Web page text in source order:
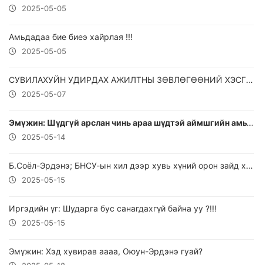
2025-05-05
Амьдадаа бие биеэ хайрлая !!!
2025-05-05
СУВИЛАХУЙН УДИРДАХ АЖИЛТНЫ ЗӨВЛӨГӨӨНИЙ ХЭСГЭЭС
2025-05-07
Эмүжин: Шүдгүй арслан чинь араа шүдтэй аймшгийн амьтан болж хувирсан
2025-05-14
Б.Соёл-Эрдэнэ; БНСУ-ын хил дээр хувь хүний орон зайд халдаж байна.
2025-05-15
Иргэдийн үг: Шударга бус санагдахгүй байна уу ?!!!
2025-05-15
Эмүжин: Хэд хувирав аааа, Оюун-Эрдэнэ гуай?